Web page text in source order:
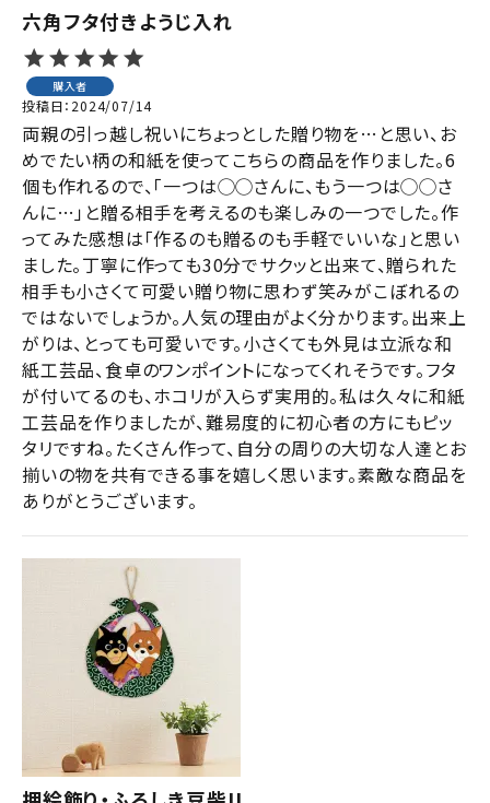
六角フタ付きようじ入れ
購入者
投稿日 2024/07/14
両親の引っ越し祝いにちょっとした贈り物を…と思い、お
めでたい柄の和紙を使ってこちらの商品を作りました。6
個も作れるので、「一つは◯◯さんに、もう一つは◯◯さ
んに…」と贈る相手を考えるのも楽しみの一つでした。作
ってみた感想は「作るのも贈るのも手軽でいいな」と思い
ました。丁寧に作っても30分でサクッと出来て、贈られた
相手も小さくて可愛い贈り物に思わず笑みがこぼれるの
ではないでしょうか。人気の理由がよく分かります。出来上
がりは、とっても可愛いです。小さくても外見は立派な和
紙工芸品、食卓のワンポイントになってくれそうです。フタ
が付いてるのも、ホコリが入らず実用的。私は久々に和紙
工芸品を作りましたが、難易度的に初心者の方にもピッ
タリですね。たくさん作って、自分の周りの大切な人達とお
揃いの物を共有できる事を嬉しく思います。素敵な商品を
ありがとうございます。